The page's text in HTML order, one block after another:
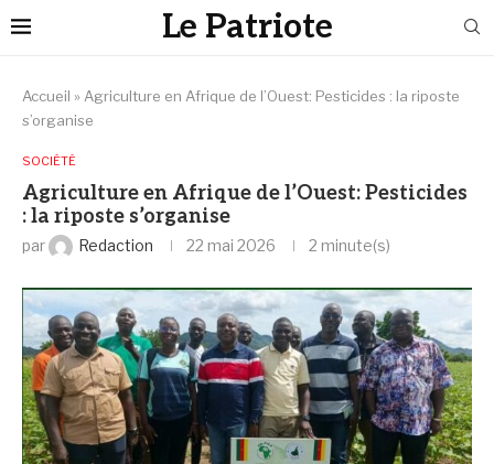
Le Patriote
Accueil » Agriculture en Afrique de l’Ouest: Pesticides : la riposte
s’organise
SOCIÉTÉ
Agriculture en Afrique de l’Ouest: Pesticides
: la riposte s’organise
par Redaction 22 mai 2026 2 minute(s)